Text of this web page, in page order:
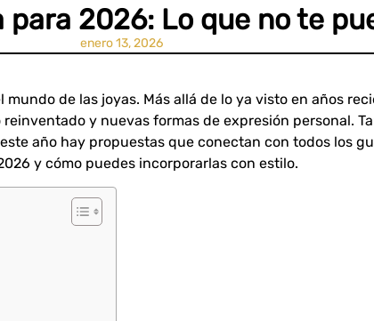
para 2026: Lo que no te
enero 13, 2026
de las joyas. Más allá de lo ya visto en años
y nuevas formas de expresión personal.
año hay propuestas que conectan con todos los
y cómo puedes incorporarlas con estilo.